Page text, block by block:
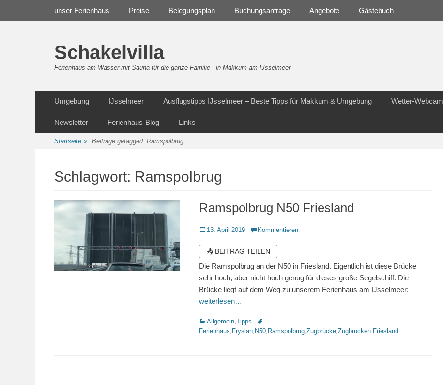
unser Ferienhaus Preise Belegungsplan Buchungsanfrage Angebote Gästebuch
Schakelvilla
Ferienhaus am Wasser mit Sauna für die ganze Familie - in Makkum am IJsselmeer
Inhalt
Umgebung IJsselmeer Ausflugstipps IJsselmeer – Beste Tipps für Makkum & Umgebung Wetter-Webcam
Newsletter Ferienhaus-Blog Links
Startseite » Beiträge getagged Ramspolbrug
Schlagwort: Ramspolbrug
Ramspolbrug N50 Friesland
Veröffentlicht
13. April 2019 Kommentieren
📤 BEITRAG TEILEN
Die Ramspolbrug an der N50 in Friesland. Eigentlich ist diese Brücke
sehr hoch, aber nicht hoch genug für dieses große Segelschiff. Die
Brücke liegt auf dem Weg zu unserem Ferienhaus am IJsselmeer:
weiterlesen…
Kategorien
Allgemein,Tipps
Schlagworte
Ferienhaus, Fryslan, N50, Ramspolbrug,Zugbrücke,Zugbrücken Friesland